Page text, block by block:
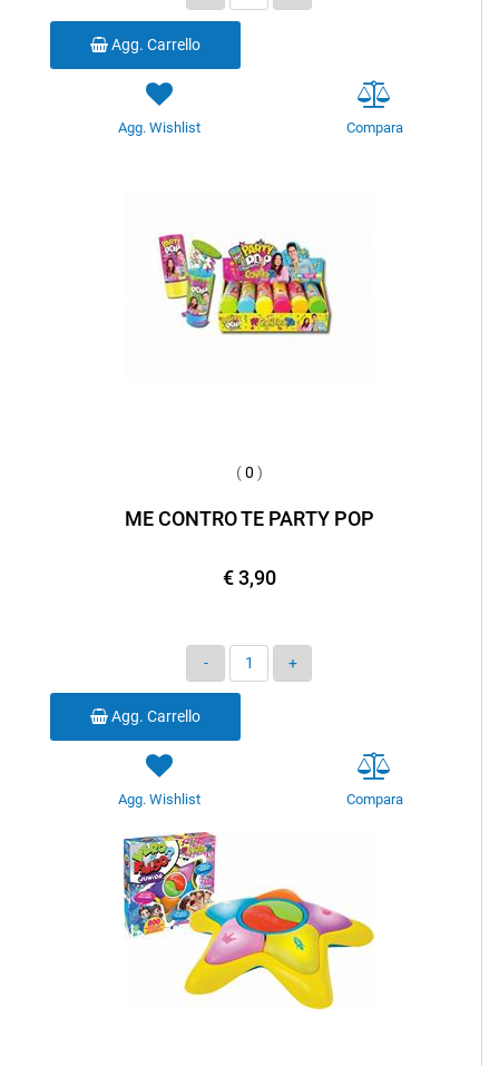
Agg. Carrello
Agg. Wishlist Compara
(0 )
ME CONTRO TE PARTY POP
€ 3,90
Quantità
Agg. Carrello
Agg. Wishlist Compara